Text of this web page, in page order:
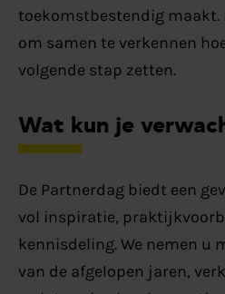
toekomstbestendig maakt.
om samen te verkennen
volgende stap zetten.
Wat kun je
De Partnerdag biedt een
vol inspiratie,
kennisdeling. We nemen u
van de afgelopen jaren,